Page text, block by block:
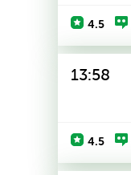
4.5
13:58
4.5